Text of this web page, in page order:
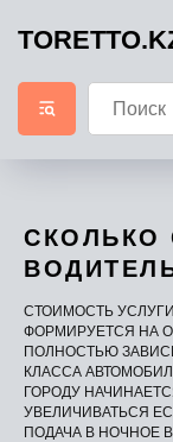
СКОЛЬКО
СТОИМОСТЬ
ФОРМИРУЕТСЯ НА
ПОЛНОСТЬЮ
КЛАССА
ГОРОДУ
УВЕЛИЧИВАТЬСЯ
ПОДАЧА В НОЧНОЕ